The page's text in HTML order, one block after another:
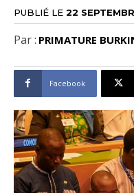
PUBLIÉ LE 22
Par : PRIMATURE
Facebook